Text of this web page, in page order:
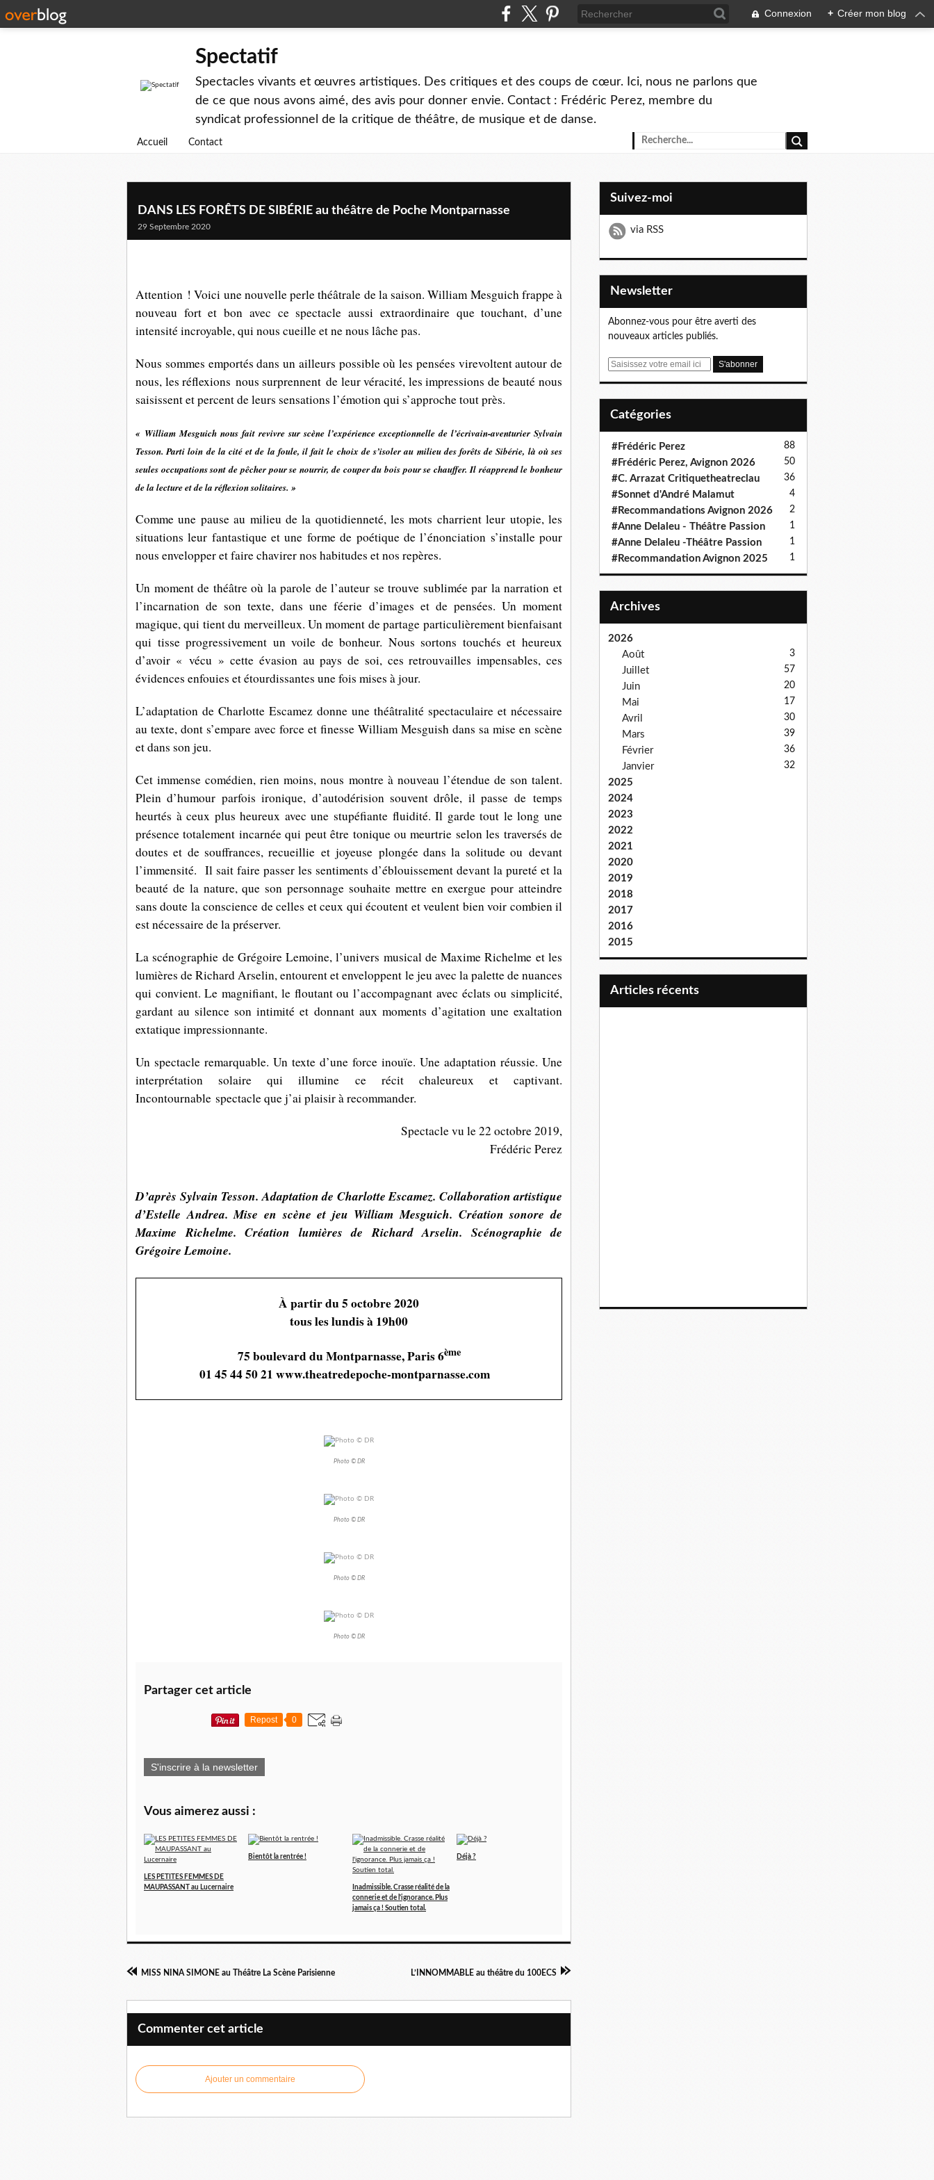
Connexion + Créer mon blog
Spectatif
Spectacles vivants et œuvres artistiques. Des critiques et des coups de cœur. Ici, nous ne parlons que
de ce que nous avons aimé, des avis pour donner envie. Contact : Frédéric Perez, membre du
syndicat professionnel de la critique de théâtre, de musique et de danse.
Accueil Contact
DANS LES FORÊTS DE SIBÉRIE au théâtre de Poche Montparnasse
29 Septembre 2020
Attention ! Voici une nouvelle perle théâtrale de la saison. William Mesguich frappe à
nouveau fort et bon avec ce spectacle aussi extraordinaire que touchant, d’une
intensité incroyable, qui nous cueille et ne nous lâche pas.
Nous sommes emportés dans un ailleurs possible où les pensées virevoltent autour de
nous, les réflexions nous surprennent de leur véracité, les impressions de beauté nous
saisissent et percent de leurs sensations l’émotion qui s’approche tout près.
« William Mesguich nous fait revivre sur scène l’expérience exceptionnelle de l’écrivain-aventurier Sylvain
Tesson. Parti loin de la cité et de la foule, il fait le choix de s’isoler au milieu des forêts de Sibérie, là où ses
seules occupations sont de pêcher pour se nourrir, de couper du bois pour se chauffer. Il réapprend le bonheur
de la lecture et de la réflexion solitaires. »
Comme une pause au milieu de la quotidienneté, les mots charrient leur utopie, les
situations leur fantastique et une forme de poétique de l’énonciation s’installe pour
nous envelopper et faire chavirer nos habitudes et nos repères.
Un moment de théâtre où la parole de l’auteur se trouve sublimée par la narration et
l’incarnation de son texte, dans une féeried’images et de pensées. Un moment
magique, qui tient du merveilleux. Un moment de partage particulièrement bienfaisant
qui tisse progressivement un voile de bonheur. Nous sortons touchés et heureux
d’avoir « vécu » cette évasion au pays de soi, ces retrouvailles impensables, ces
évidences enfouies et étourdissantes une fois mises à jour.
L’adaptation de Charlotte Escamez donne une théâtralité spectaculaire et nécessaire
au texte, dont s’empare avec force et finesse William Mesguish dans sa mise en scène
et dans son jeu.
Cet immense comédien, rien moins, nous montre à nouveau l’étendue de son talent.
Plein d’humour parfois ironique, d’autodérision souvent drôle, il passe de temps
heurtés à ceux plus heureux avec une stupéfiante fluidité. Il garde tout le long une
présence totalement incarnée qui peut être tonique ou meurtrie selon les traversés de
doutes et de souffrances, recueillie et joyeuse plongée dans la solitude ou devant
l’immensité. Il sait faire passer les sentiments d’éblouissement devant la pureté et la
beauté de la nature, que son personnage souhaite mettre en exergue pour atteindre
sans doute la conscience de celles et ceux qui écoutent et veulent bien voir combien il
est nécessaire de la préserver.
La scénographie de Grégoire Lemoine, l’univers musical de Maxime Richelme et les
lumières de Richard Arselin, entourent et enveloppent le jeu avec la palette de nuances
qui convient. Le magnifiant, le floutant ou l’accompagnant avec éclats ou simplicité,
gardant au silence son intimité et donnant aux moments d’agitation une exaltation
extatique impressionnante.
Un spectacle remarquable. Un texte d’une force inouïe. Une adaptation réussie. Une
interprétation solaire qui illumine ce récit chaleureux et captivant.
Incontournable spectacle que j’ai plaisir à recommander.
Spectacle vu le 22 octobre 2019,
Frédéric Perez
D’après Sylvain Tesson. Adaptation de Charlotte Escamez. Collaboration artistique
d’Estelle Andrea. Mise en scène et jeu William Mesguich. Création sonore de
Maxime Richelme. Création lumières de Richard Arselin. Scénographie de
Grégoire Lemoine.
À partir du 5 octobre 2020
tous les lundis à 19h00
75 boulevard du Montparnasse, Paris 6ème
01 45 44 50 21 www.theatredepoche-montparnasse.com
Photo © DR
Photo © DR
Photo © DR
Photo © DR
Partager cet article
Repost 0
S'inscrire à la newsletter
Vous aimerez aussi :
LES PETITES FEMMES DE
MAUPASSANT au Lucernaire
Bientôt la rentrée !
Inadmissible. Crasse réalité de la
connerie et de l'ignorance. Plus
jamais ça ! Soutien total.
Déjà ?
MISS NINA SIMONE au Théâtre La Scène Parisienne L’INNOMMABLE au théâtre du 100ECS
Commenter cet article
Ajouter un commentaire
Suivez-moi
via RSS
Newsletter
Abonnez-vous pour être averti des
nouveaux articles publiés.
E
Catégories
#Frédéric Perez 88
#Frédéric Perez, Avignon 2026 50
#C. Arrazat Critiquetheatreclau 36
#Sonnet d'André Malamut 4
#Recommandations Avignon 2026 2
#Anne Delaleu - Théâtre Passion 1
#Anne Delaleu -Théâtre Passion 1
#Recommandation Avignon 2025 1
Archives
2026
Août
3
Juillet 57
Juin 20
Mai 17
Avril 30
Mars 39
Février 36
Janvier 32
2025
2024
2023
2022
2021
2020
2019
2018
2017
2016
2015
articles récents